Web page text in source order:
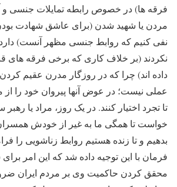
فرقه ها) در خصوص رابطه تمایلات جنسی و
مردن یا شهید شدن (برای عاشق شهادت بودن
نفی کنیم که روابط جنسی مظهر آنست) دارد.
نکردند (بر خلاف کاری که برخی فرقه های
داده اند) چرا که در روزگار مدرن عقیم
عملی نیست؛ در عوض آنها پیروان خود را از
تا تجرد اختیار کنند. در یک روز، مراد یا رهبر
خواست تا همگی ما به غیر از خودش
بدهیم و تا زنده هستیم روابط زناشویی را
فرمان با این توجیه داده شد که این امر
محقق کردن حاکمیت وی بر مردم ایران